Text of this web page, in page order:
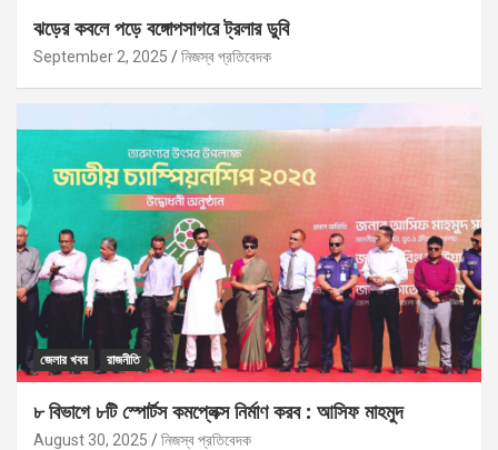
ঝড়ের কবলে পড়ে বঙ্গোপসাগরে ট্রলার ডুবি
September 2, 2025 নিজস্ব প্রতিবেদক
জেলার খবর রাজনীতি
৮ বিভাগে ৮টি স্পোর্টস কমপ্লেক্স নির্মাণ করব : আসিফ মাহমুদ
August 30, 2025 নিজস্ব প্রতিবেদক